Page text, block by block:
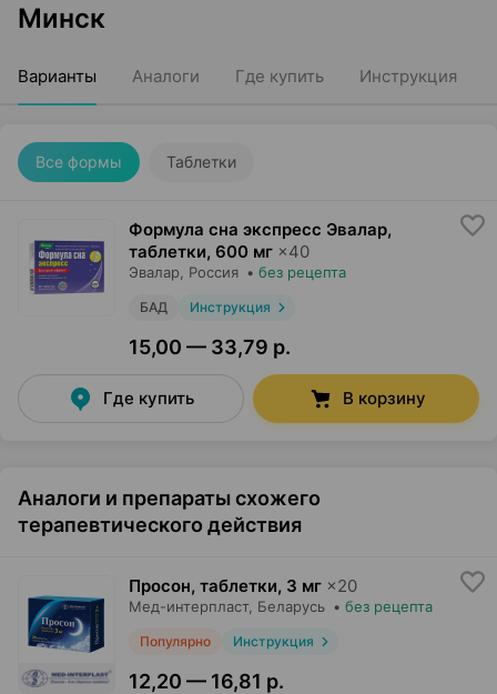
Минск
Варианты Аналоги Где купить Инструкция
Все формы Таблетки
Формула сна экспресс Эвалар,
таблетки, 600 мг ×40
Эвалар , Россия • без рецепта
БАД Инструкция
15,00 — 33,79 р.
Где купить В корзину
Аналоги и препараты схожего
терапевтического действия
Просон, таблетки, 3 мг ×20
Мед-интерпласт, Беларусь • без рецепта
Популярно Инструкция
12,20 — 16,81 р.